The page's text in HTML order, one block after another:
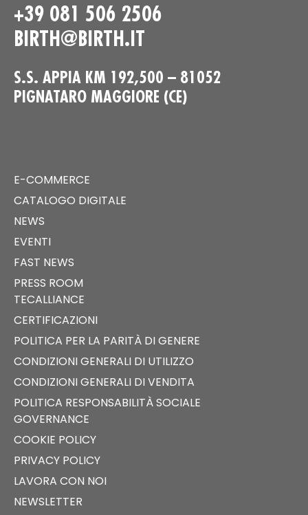
+39 081 506 2506
BIRTH@BIRTH.IT
S.S. APPIA KM 192,500 – 81052
PIGNATARO MAGGIORE (CE)
E-COMMERCE
CATALOGO DIGITALE
NEWS
EVENTI
FAST NEWS
PRESS ROOM
TECALLIANCE
CERTIFICAZIONI
POLITICA PER LA PARITÀ DI GENERE
CONDIZIONI GENERALI DI UTILIZZO
CONDIZIONI GENERALI DI VENDITA
POLITICA RESPONSABILITÀ SOCIALE
GOVERNANCE
COOKIE POLICY
PRIVACY POLICY
LAVORA CON NOI
NEWSLETTER